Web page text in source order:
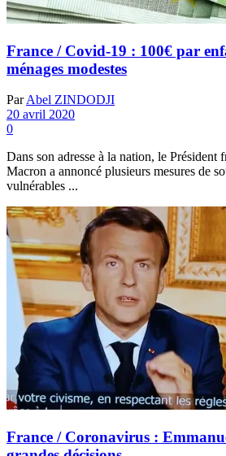
France / Covid-19 : 100€ par
ménages modestes
Par Abel ZINDODJI
20 avril 2020
0
Dans son adresse à la nation, le Président
Macron a annoncé plusieurs mesures de
vulnérables ...
France / Coronavirus :